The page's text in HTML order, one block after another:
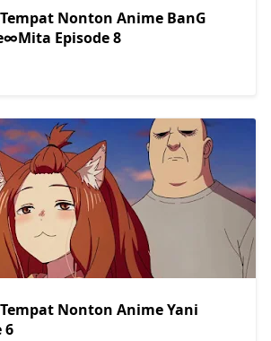
Nonton Anime BanG
Episode 8
Nonton Anime Yani
6